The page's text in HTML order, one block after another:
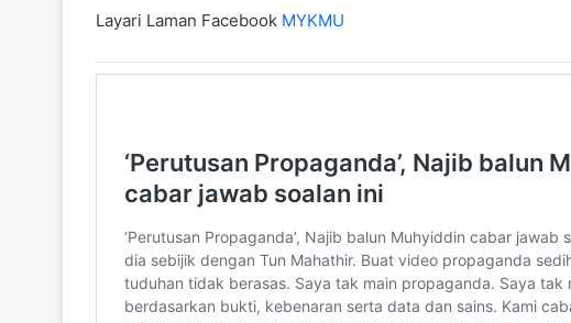
Layari Laman Facebook MYKMU